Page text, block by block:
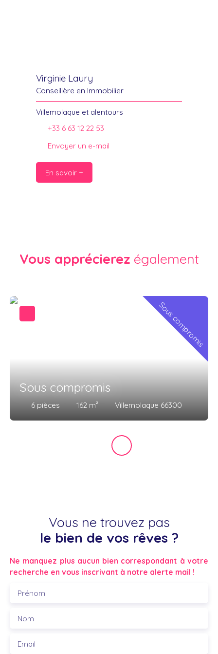
Virginie Laury
Conseillère en Immobilier
Villemolaque et alentours
+33 6 63 12 22 53
Envoyer un e-mail
En savoir +
Vous apprécierez également
Sous compromis
6 pièces 162 m² Villemolaque 66300
Sous compromis
Vous ne trouvez pas
le bien de vos rêves ?
Ne manquez plus aucun bien correspondant à votre
recherche en vous inscrivant à notre alerte mail !
Prénom
Nom
Email